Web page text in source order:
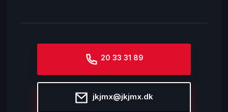
20 33 31 89
jkjmx@jkjmx.dk